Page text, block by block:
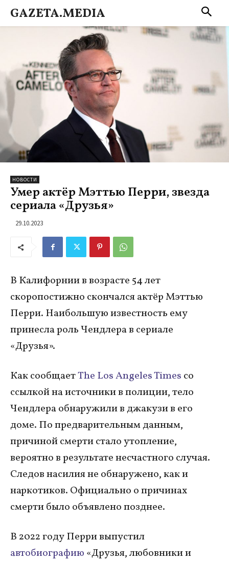
GAZETA.MEDIA
НОВОСТИ
Умер актёр Мэттью Перри, звезда
сериала «Друзья»
29.10.2023
В Калифорнии в возрасте 54 лет
скоропостижно скончался актёр Мэттью
Перри. Наибольшую известность ему
принесла роль Чендлера в сериале
«Друзья».
Как сообщаетThe Los Angeles Times со
ссылкой на источники в полиции, тело
Чендлера обнаружили в джакузи в его
доме. По предварительным данным,
причиной смерти стало утопление,
вероятно в результате несчастного случая.
Следов насилия не обнаружено, как и
наркотиков. Официально о причинах
смерти было объявлено позднее.
В 2022 году Перри выпустил
автобиографию «Друзья, любовники и